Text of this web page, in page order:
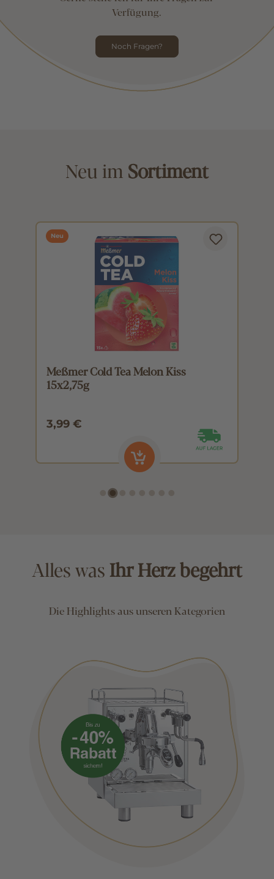
Verfügung.
Noch Fragen?
Neu im Sortiment
Neu
Meßmer Cold Tea Melon Kiss
15x2,75g
3,99 €
Alles wasIhr Herz begehrt
Die Highlights aus unseren Kategorien